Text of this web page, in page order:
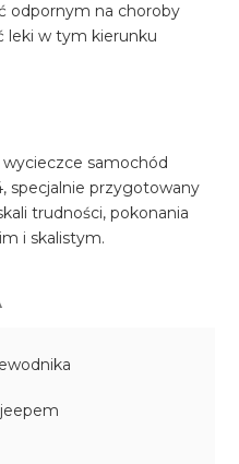
odpornym na choroby
leki w tym kierunku
samochód
specjalnie przygotowany
trudności, pokonania
i skalistym.